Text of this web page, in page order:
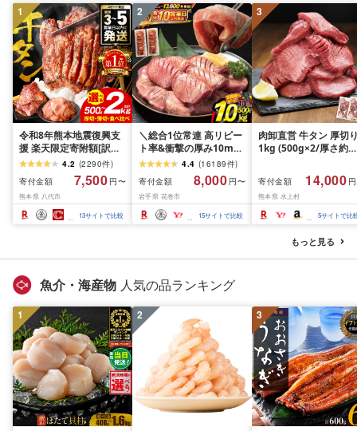
1
令和8年熊本地震復興支
援 楽天限定寄附額[訳あ
り]牛タン 500g〜2kg 肉
牛肉 訳あり 牛タン 冷凍
小分け 厚切り 薄切り 食
べ比べ 500g 1kg 1.5kg
2kg 牛 人気 ビーフ 牛た
ん ふるさと納税 ランキ
4.2 (2290件)
寄付金額
7,500 円〜
熊本県 八代市
13サイトで比較
2
＼総合1位常連 高リピー
ト率&衝撃の厚み10mm
厚切り牛タン 塩味/ ≪ス
ピード発送!!10営業日以
内発送≫ 選べる内容量
500g / 1kg 定期便 毎月
届く 牛肉 肉 BBQ ふるさ
と 人気 ランキング 岩手
4.4 (16189件)
寄付金額
8,000 円〜
岩手県 花巻市
15サイトで比較
3
肉卸直営 牛タン 厚切
1kg (500g×2/厚さ約
牛肉 焼肉 冷凍 スライ
業務用 バーベキュー
BBQ おつまみ ギフト
祝い お中元 夏ギフト
寄付金額 14,000
熊本県 水上村
5サイトで比
もっと見る
魚介・海産物 人気の品ランキング
1 2 3